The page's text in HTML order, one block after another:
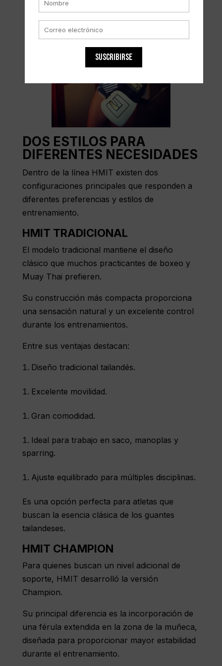
DOS ESTILOS PARA
DIFERENTES NECESIDADES
Dentro de la línea HMIT existen dos
configuraciones principales que responden a
diferentes preferencias y estilos de
entrenamiento.
HMIT TRADICIONAL
El modelo tradicional mantiene el diseño
clásico que muchos practicantes de boxeo y
Muay Thai prefieren.
Su construcción más compacta proporciona
una sensación natural y un excelente control
durante los entrenamientos.
Entre sus ventajas destacan:
Diseño tradicional tailandés.
Excelente movilidad.
Gran comodidad.
Ideal para trabajo en saco, manoplas y
sparring.
Ajuste equilibrado para múltiples disciplinas.
Es una opción perfecta para atletas que
buscan la esencia clásica de los guantes
tailandeses.
HMIT CHAMPION
Para quienes buscan un nivel adicional de
soporte, HMIT desarrolló la versión
Champion.
Su principal diferencia es la incorporación de
una férula extendida en la zona de la muñeca,
diseñada para proporcionar mayor estabilidad
durante el entrenamiento.
SUSCRIBIRSE